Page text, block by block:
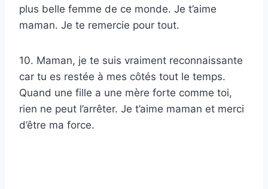
plus belle femme de ce monde. Je t’aime
maman. Je te remercie pour tout.
10. Maman, je te suis vraiment reconnaissante
car tu es restée à mes côtés tout le temps.
Quand une fille a une mère forte comme toi,
rien ne peut l’arrêter. Je t’aime maman et merci
d’être ma force.